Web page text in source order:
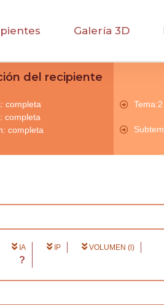
Galería 3D
del recipiente
completa
completa
completa
Tema:2
IA
?
IP VOLUMEN (l)